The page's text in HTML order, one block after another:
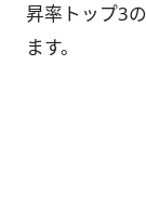
昇率トップ3
ます。